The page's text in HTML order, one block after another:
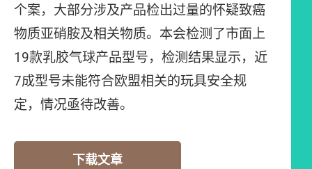
个案，大部分涉及产品检出过量的怀疑致癌
物质亚硝胺及相关物质。本会检测了市面上
19款乳胶气球产品型号，检测结果显示，近
7成型号未能符合欧盟相关的玩具安全规
定，情况亟待改善。
下载文章